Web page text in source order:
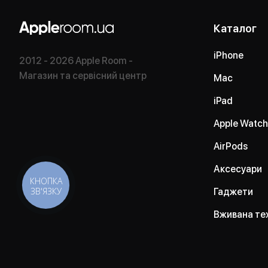
2012 - 2026 Apple Room -
Магазин та сервісний центр
Каталог
iPhone
Mac
iPad
Apple Watch
AirPods
Аксесуари
Гаджети
Вживана
КНОПКА
ЗВ'ЯЗКУ